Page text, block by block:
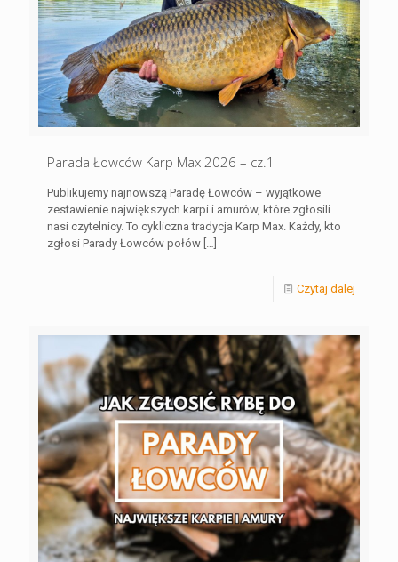
Parada Łowców Karp Max 2026 – cz.1
Publikujemy najnowszą Paradę Łowców – wyjątkowe
zestawienie największych karpi i amurów, które zgłosili
nasi czytelnicy. To cykliczna tradycja Karp Max. Każdy, kto
zgłosi Parady Łowców połów […]
Czytaj dalej